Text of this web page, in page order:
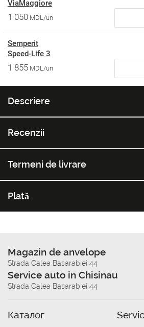
ViaMaggiore
1 050 MDL/un
Semperit
Speed-Life 3
1 855 MDL/un
Descriere
Recenzii
Termeni de livrare
Plată
Magazin de anvelope
Strada Calea Basarabiei 44
Service auto in Chisinau
Strada Calea Basarabiei 44
Каталог